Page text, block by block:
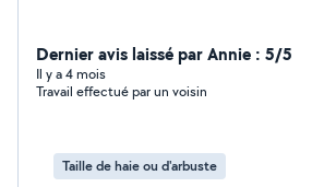
Dernier avis laissé par Annie : 5/5
Il y a 4 mois
Travail effectué par un voisin
Taille de haie ou d'arbuste